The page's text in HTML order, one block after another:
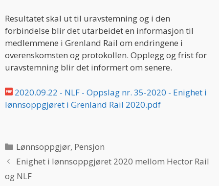
Resultatet skal ut til uravstemning og i den
forbindelse blir det utarbeidet en informasjon til
medlemmene i Grenland Rail om endringene i
overenskomsten og protokollen. Opplegg og frist for
uravstemning blir det informert om senere.
2020.09.22 - NLF - Oppslag nr. 35-2020 - Enighet i
lønnsoppgjøret i Grenland Rail 2020.pdf
Categories
Lønnsoppgjør, Pensjon
Enighet i lønnsoppgjøret 2020 mellom Hector Rail
og NLF